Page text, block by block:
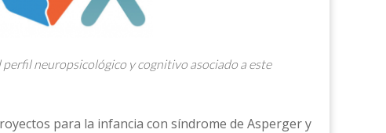
neuropsicológico y cognitivo asociado a este
para la infancia con síndrome de Asperger y